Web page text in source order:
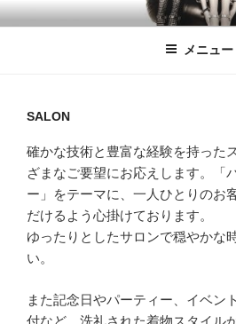
コ
ン
SASHU SALON
渡辺サブロオの主宰する ウェディング
メニュー
SALON
確かな技術と豊富な経験を持った
ざまなご要望にお応えします。「
ー」をテーマに、一人ひとりのお
だけるよう心掛けております。
ゆったりとしたサロンで穏やかな
い。
また記念日やパーティー、イベン
付など、洗礼された着物スタイル